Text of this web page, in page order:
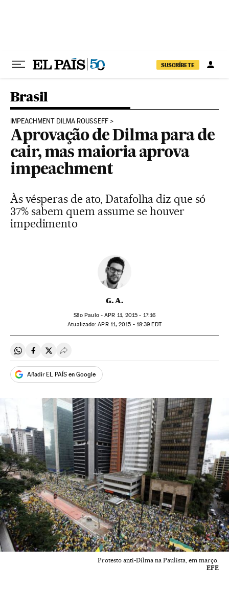
SUSCRÍBETE
Brasil
IMPEACHMENT DILMA ROUSSEFF
Aprovação de Dilma para de
cair, mas maioria aprova
impeachment
Às vésperas de ato, Datafolha diz que só
37% sabem quem assume se houver
impedimento
G. A.
São Paulo -APR 11, 2015 - 17:16
atualizado: APR11, 2015 - 18:39 EDT
Compartir en Whatsapp
Compartir en Facebook
Compartir en Twitter
Desplegar Redes Sociales
Añadir EL PAÍS en Google
Protesto anti-Dilma na Paulista, em março.
EFE